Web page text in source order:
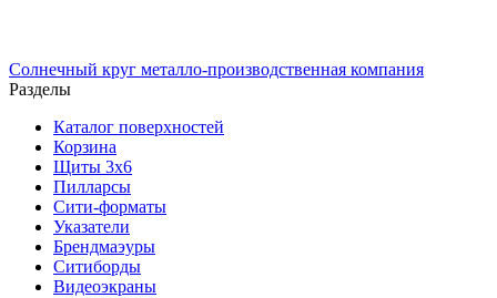
Солнечный круг металло-производственная компания
Разделы
Каталог поверхностей
Корзина
Щиты 3х6
Пилларсы
Сити-форматы
Указатели
Брендмаэуры
Ситиборды
Видеоэкраны